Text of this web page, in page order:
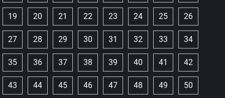
19 20 21 22 23 24 25 26
27 28 29 30 31 32 33 34
35 36 37 38 39 40 41 42
43 44 45 46 47 48 49 50